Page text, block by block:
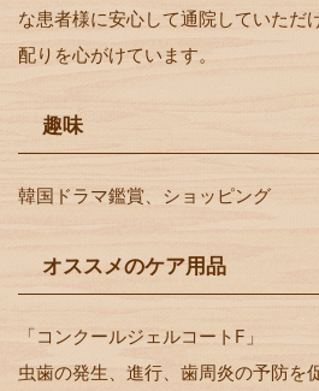
な患者様に安心して通院していただ
配りを心がけています。
趣味
韓国ドラマ鑑賞、ショッピング
オススメのケア用品
「コンクールジェルコートF」
虫歯の発生、進行、歯周炎の予防を